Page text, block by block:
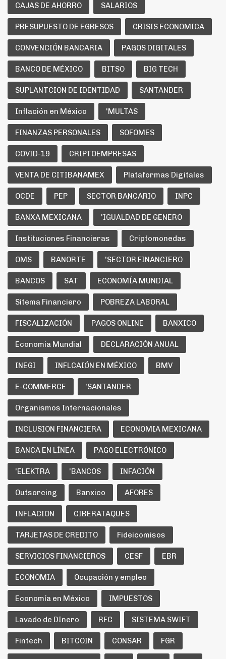
CAJAS DE AHORRO SALARIOS
PRESUPUESTO DE EGRESOS CRISIS ECONOMICA
CONVENCIÓN BANCARIA PAGOS DIGITALES
BANCO DE MÉXICO BITSO BIG TECH
SUPLANTCION DE IDENTIDAD SANTANDER
Inflación en México 'MULTAS
FINANZAS PERSONALES SOFOMES
COVID-19 CRIPTOEMPRESAS
VENTA DE CITIBANAMEX Plataformas Digitales
OCDE PEP SECTOR BANCARIO INPC
BANXA MEXICANA 'IGUALDAD DE GENERO
Instituciones Financieras Criptomonedas
OMS BANORTE 'SECTOR FINANCIERO
BANCOS SAT ECONOMÍA MUNDIAL
Sitema Financiero POBREZA LABORAL
FISCALIZACIÓN PAGOS ONLINE BANXICO
Economia Mundial DECLARACIÓN ANUAL
INEGI INFLCAIÓN EN MÉXICO BMV
E-COMMERCE 'SANTANDER
Organismos Internacionales
INCLUSION FINANCIERA ECONOMIA MEXICANA
BANCA EN LÍNEA PAGO ELECTRÓNICO
'ELEKTRA 'BANCOS INFACIÓN
Outsorcing Banxico AFORES
INFLACION CIBERATAQUES
TARJETAS DE CREDITO Fideicomisos
SERVICIOS FINANCIEROS CESF EBR
ECONOMIA Ocupación y empleo
Economía en México IMPUESTOS
Lavado de DInero RFC SISTEMA SWIFT
Fintech BITCOIN CONSAR FGR